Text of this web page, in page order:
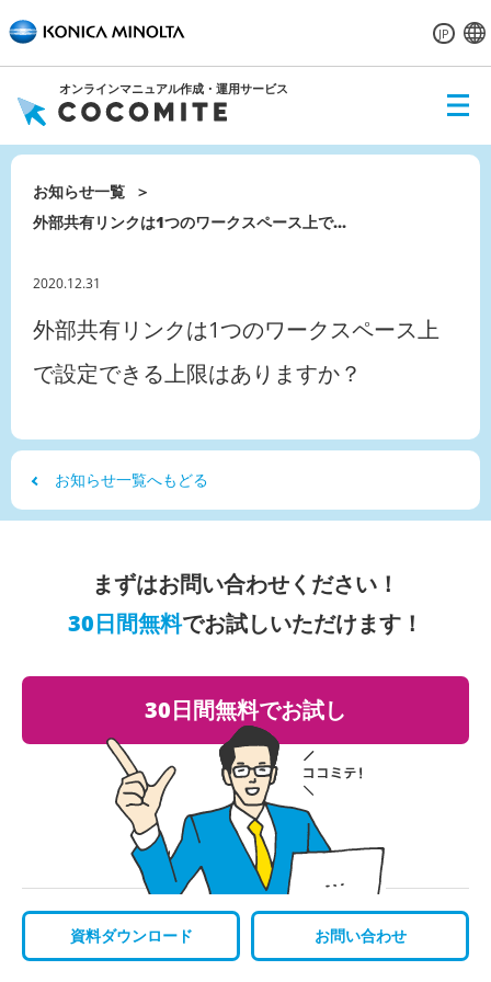
JP
オンラインマニュアル作成・運用サービス
ME
お知らせ一覧
外部共有リンクは1つのワークスペース上で...
2020.12.31
外部共有リンクは1つのワークスペース上
で設定できる上限はありますか？
お知らせ一覧へもどる
まずはお問い合わせください！
30日間無料でお試しいただけます！
30日間無料でお試し
資料ダウンロード お問い合わせ